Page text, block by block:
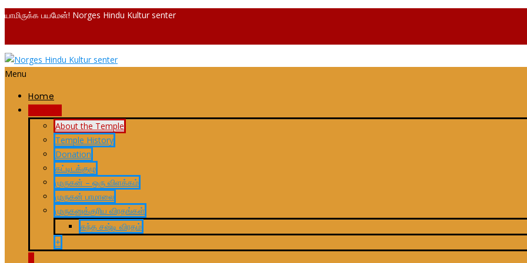
யாமிருக்க பயமேன்! Norges Hindu Kultur senter
Menu
Home
About the Temple
Temple History
Donation
கட்டிடக்குழு
முருகன் – ஒரு விளக்கம்
முருகன் பாமாலை
முருகனுக்குரிய விரதங்கள்
கந்த சஷ்டி விரதம்
+